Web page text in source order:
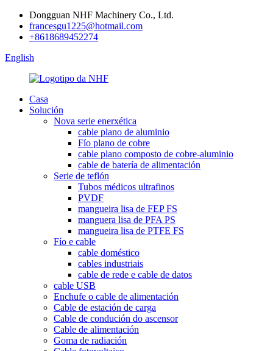
Dongguan NHF Machinery Co., Ltd.
francesgu1225@hotmail.com
+8618689452274
English
Casa
Solución
Nova serie enerxética
cable plano de aluminio
Fío plano de cobre
cable plano composto de cobre-aluminio
cable de batería de alimentación
Serie de teflón
Tubos médicos ultrafinos
PVDF
mangueira lisa de FEP FS
manguera lisa de PFA PS
mangueira lisa de PTFE FS
Fío e cable
cable doméstico
cables industriais
cable de rede e cable de datos
cable USB
Enchufe o cable de alimentación
Cable de estación de carga
Cable de condución do ascensor
Cable de alimentación
Goma de radiación